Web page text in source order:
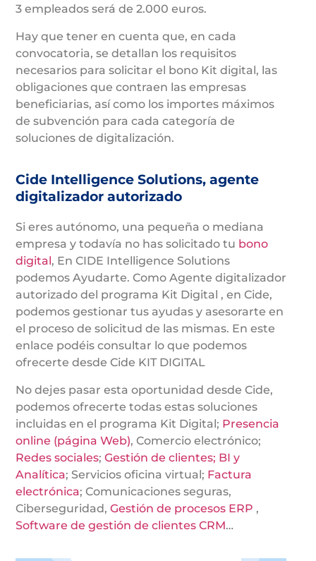
3 empleados será de 2.000 euros.
Hay que tener en cuenta que, en cada
convocatoria, se detallan los requisitos
necesarios para solicitar el bono Kit digital, las
obligaciones que contraen las empresas
beneficiarias, así como los importes máximos
de subvención para cada categoría de
soluciones de digitalización.
Cide Intelligence Solutions, agente
digitalizador autorizado
Si eres autónomo, una pequeña o mediana
empresa y todavía no has solicitado tu bono
digital, En CIDE Intelligence Solutions
podemos Ayudarte. Como Agente digitalizador
autorizado del programa Kit Digital , en Cide,
podemos gestionar tus ayudas y asesorarte en
el proceso de solicitud de las mismas. En este
enlace podéis consultar lo que podemos
ofrecerte desde Cide KIT DIGITAL
No dejes pasar esta oportunidad desde Cide,
podemos ofrecerte todas estas soluciones
incluidas en el programa Kit Digital; Presencia
online (página Web), Comercio electrónico;
Redes sociales; Gestión de clientes; BI y
Analítica; Servicios oficina virtual; Factura
electrónica; Comunicaciones seguras,
Ciberseguridad, Gestión de procesos ERP ,
Software de gestión de clientes CRM…